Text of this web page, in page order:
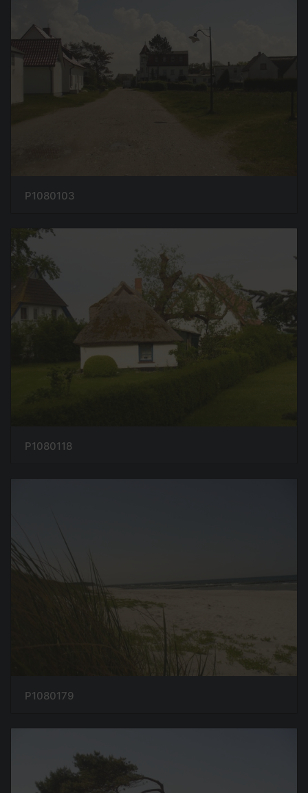
P1080103
P1080118
P1080179